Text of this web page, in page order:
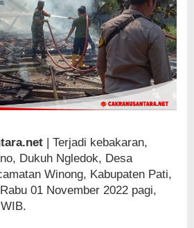
| Terjadi kebakaran,
Dukuh Ngledok, Desa
Winong, Kabupaten Pati,
01 November 2022 pagi,